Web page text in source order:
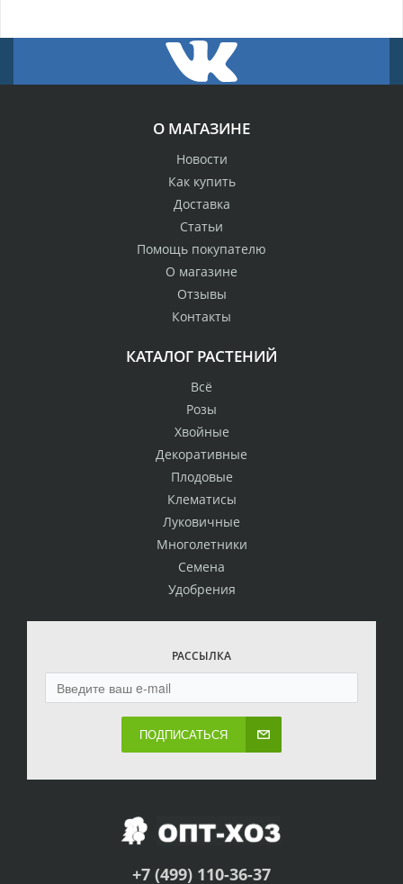
О МАГАЗИНЕ
Новости
Как купить
Доставка
Статьи
Помощь покупателю
О магазине
Отзывы
Контакты
КАТАЛОГ РАСТЕНИЙ
Всё
Розы
Хвойные
Декоративные
Плодовые
Клематисы
Луковичные
Многолетники
Семена
Удобрения
РАССЫЛКА
ПОДПИСАТЬСЯ
+7 (499) 110-36-37